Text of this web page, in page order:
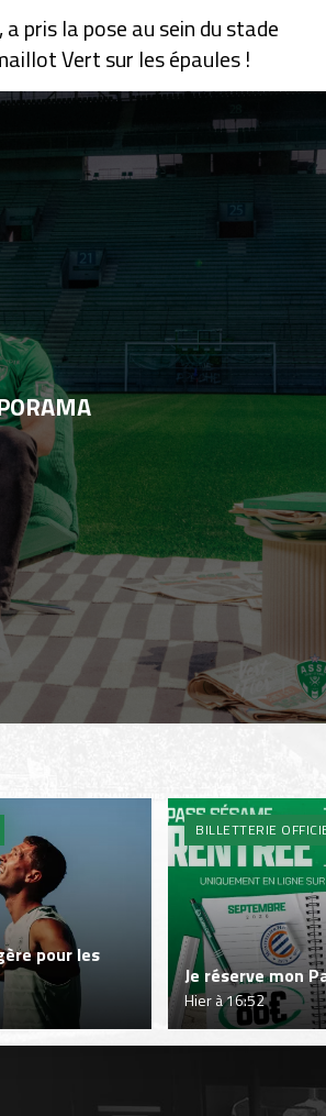
pris la pose au sein du stade
Vert sur les épaules !
pour les
BILLETTERIE
Je réserve mon
Hier à 16:52